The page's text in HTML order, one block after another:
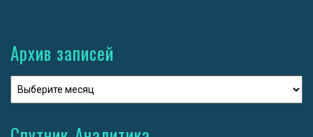
Архив записей